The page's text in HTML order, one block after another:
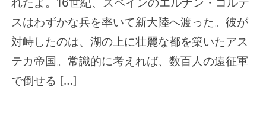
スはわずかな兵を率いて新大陸へ渡った。彼が
対峙したのは、湖の上に壮麗な都を築いたアス
テカ帝国。常識的に考えれば、数百人の遠征軍
で倒せる […]